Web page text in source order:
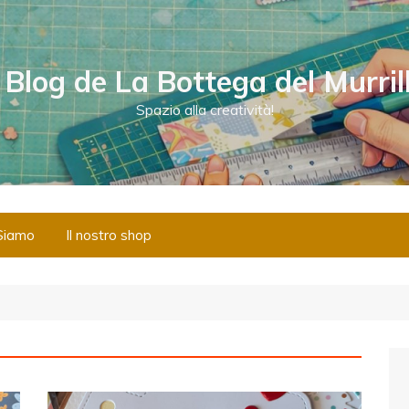
de La Bottega del
Spazio alla creatività!
Il nostro shop